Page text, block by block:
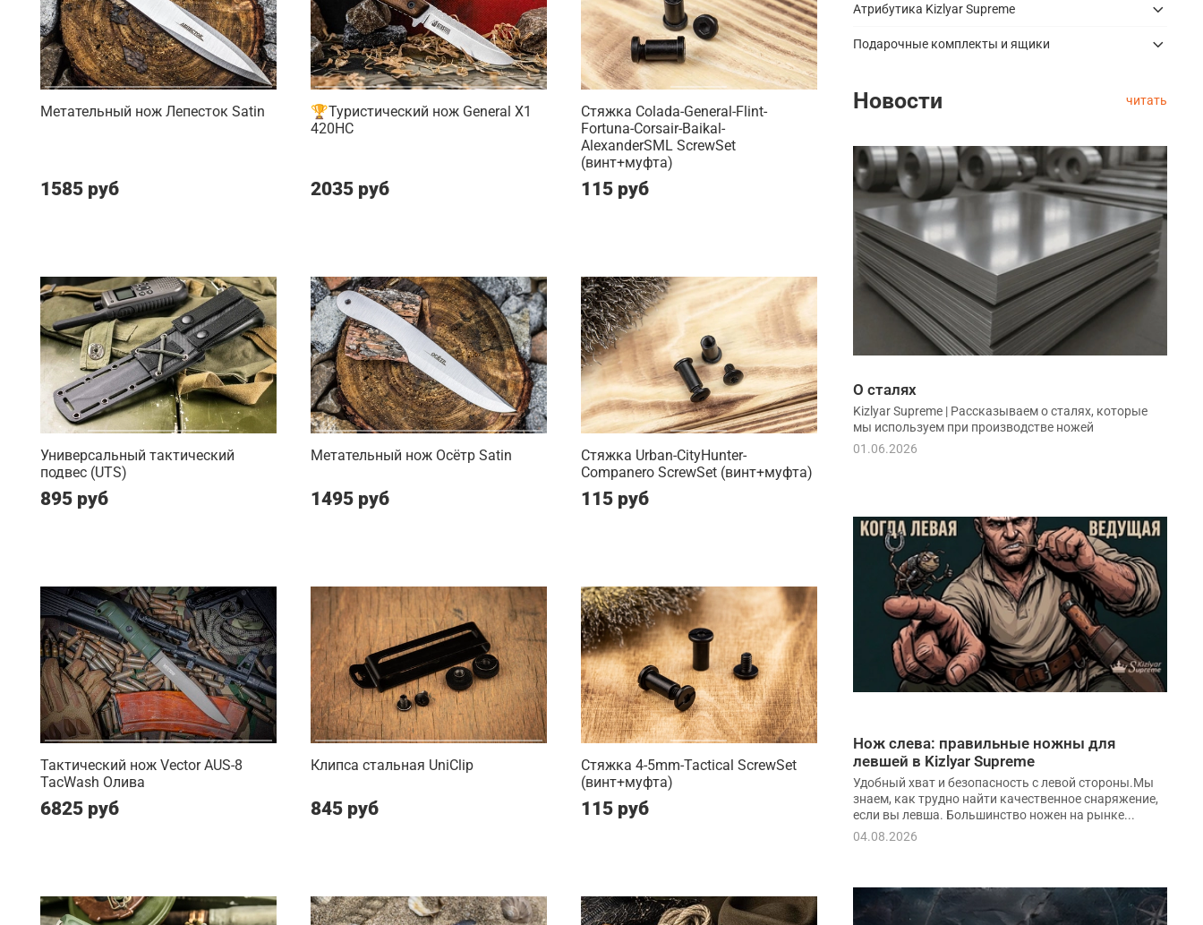
Метательный нож Лепесток Satin
1585 руб
🏆Туристический нож General X1
420HC
2035 руб
Стяжка Colada-General-Flint-
Fortuna-Corsair-Baikal-
AlexanderSML ScrewSet
(винт+муфта)
115 руб
Универсальный тактический
подвес (UTS)
895 руб
Метательный нож Осётр Satin
1495 руб
Стяжка Urban-CityHunter-
Companero ScrewSet (винт+муфта)
115 руб
Тактический нож Vector AUS-8
TacWash Олива
6825 руб
Клипса стальная UniClip
845 руб
Стяжка 4-5mm-Tactical ScrewSet
(винт+муфта)
115 руб
Атрибутика Kizlyar Supreme
Подарочные комплекты и ящики
Новости читать
О сталях
Kizlyar Supreme | Рассказываем о сталях, которые
мы используем при производстве ножей
01.06.2026
Нож слева: правильные ножны для
левшей в Kizlyar Supreme
Удобный хват и безопасность с левой стороны.Мы
знаем, как трудно найти качественное снаряжение,
если вы левша. Большинство ножен на рынке...
04.08.2026